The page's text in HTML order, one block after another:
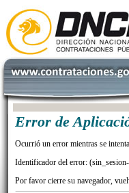
Error de
Ocurrió un error mientras se
Identificador del error:
Por favor cierre su navegador,